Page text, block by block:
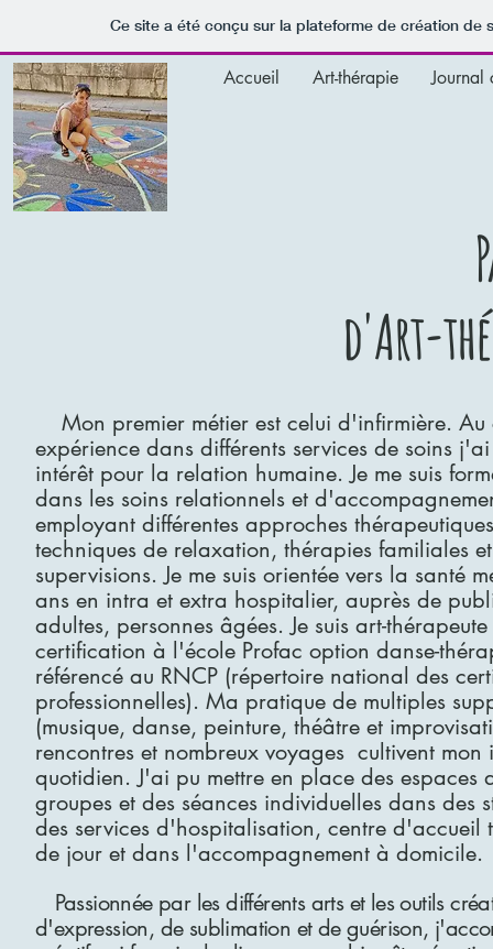
Ce site a été conçu sur la plateforme de création de
Accueil Art-thérapie Journal
d'Art-
Mon premier métier est celui d'infirmière. Au
expérience dans différents services de soins
intérêt pour la relation humaine. Je me suis
dans les soins relationnels et
employant différentes approches
techniques de relaxation, thérapies familiales
supervisions. Je me suis orientée vers la santé
ans en intra et extra hospitalier, auprès de
adultes, personnes âgées. Je suis art-
certification à l'école Profac option danse-
référencé au RNCP (répertoire national des
professionnelles). Ma pratique de multiples
(musique, danse, peinture, théâtre et
rencontres et nombreux voyages cultivent
quotidien. J'ai pu mettre en place des espaces
groupes et des séances individuelles dans des
des services d'hospitalisation, centre d'accueil
de jour et dans l'accompagnement à domicile.
Passionnée par les différents arts et les outils
d'expression, de sublimation et de guérison,